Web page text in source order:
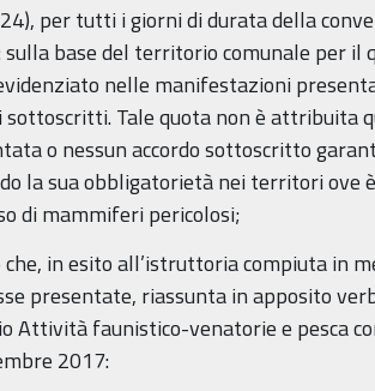
per tutti i giorni di durata della
base del territorio comunale per
nelle manifestazioni
sottoscritti. Tale quota non è attribuita
o nessun accordo sottoscritto
la sua obbligatorietà nei territori ove
di mammiferi pericolosi;
in esito all’istruttoria compiuta in
presentate, riassunta in apposito
Attività faunistico-venatorie e pesca
2017: